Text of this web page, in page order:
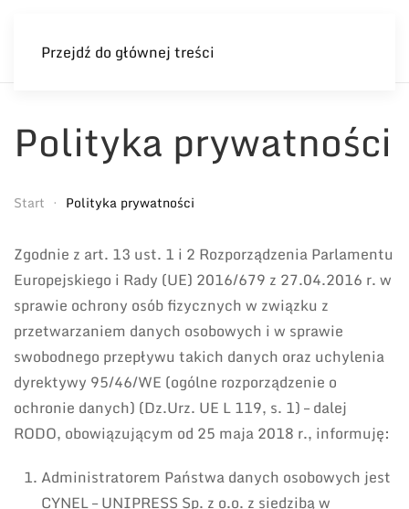
Przejdź do głównej treści
Polityka prywatności
Start Polityka prywatności
Zgodnie z art. 13 ust. 1 i 2 Rozporządzenia Parlamentu
Europejskiego i Rady (UE) 2016/679 z 27.04.2016 r. w
sprawie ochrony osób fizycznych w związku z
przetwarzaniem danych osobowych i w sprawie
swobodnego przepływu takich danych oraz uchylenia
dyrektywy 95/46/WE (ogólne rozporządzenie o
ochronie danych) (Dz.Urz. UE L 119, s. 1) – dalej
RODO, obowiązującym od 25 maja 2018 r., informuję:
Administratorem Państwa danych osobowych jest
CYNEL – UNIPRESS Sp. z o.o. z siedzibą w